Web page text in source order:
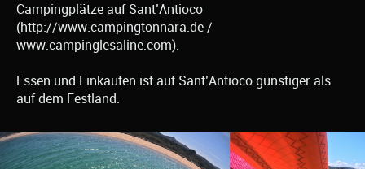
Campingplätze auf Sant’Antioco
(http://www.campingtonnara.de /
www.campinglesaline.com).
Essen und Einkaufen ist auf Sant’Antioco günstiger als
auf dem Festland.